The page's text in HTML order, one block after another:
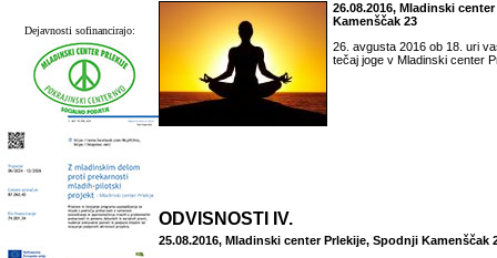
Dejavnosti sofinancirajo:
26.08.2016, Mladinski
Kamenščak 23
26. avgusta 2016 ob 18. uri
tečaj joge v Mladinski center
ODVISNOSTI IV.
25.08.2016, Mladinski center Prlekije, Spodnji Kamenščak